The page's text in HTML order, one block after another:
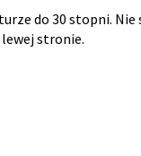
do 30 stopni. Nie
stronie.